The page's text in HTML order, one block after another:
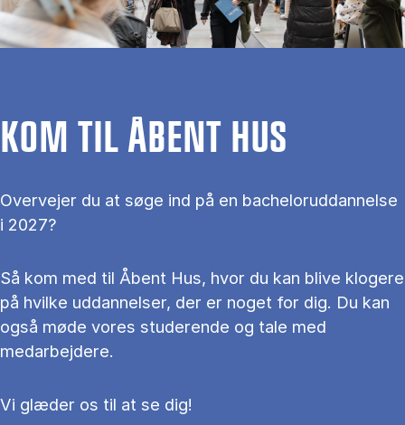
KOM TIL ÅBENT HUS
Overvejer du at søge ind på en bacheloruddannelse
i 2027?
Så kom med til Åbent Hus, hvor du kan blive klogere
på hvilke uddannelser, der er noget for dig. Du kan
også møde vores studerende og tale med
medarbejdere.
Vi glæder os til at se dig!